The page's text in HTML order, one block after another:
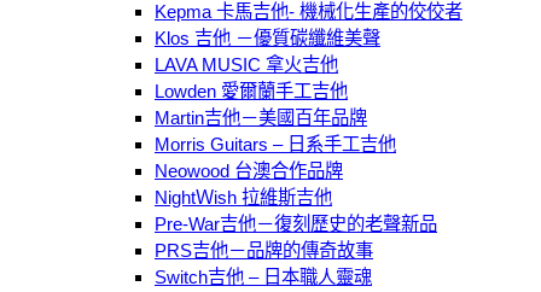
Kepma 卡馬吉他- 機械化生產的佼佼者
Klos 吉他 －優質碳纖維美聲
LAVA MUSIC 拿火吉他
Lowden 愛爾蘭手工吉他
Martin吉他－美國百年品牌
Morris Guitars – 日系手工吉他
Neowood 台澳合作品牌
NightＷish 拉維斯吉他
Pre-War吉他－復刻歷史的老聲新品
PRS吉他－品牌的傳奇故事
Switch吉他 – 日本職人靈魂